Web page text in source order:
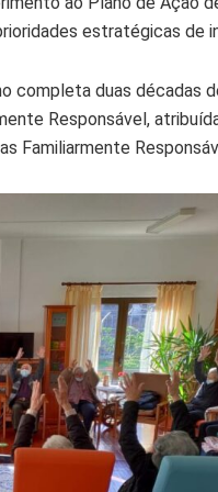
estratégicas de
completa duas décadas
Responsável,
Familiarmente